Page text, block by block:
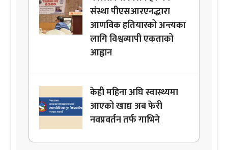
संस्था पीएसआरएनद्धारा
आणविक हतियारको अन्त्यका
लागि विश्वव्यापी एकताको
आह्वान
केही महिना अघि स्वास्थ्यमा
आएको खाद्य अब फेरी
नवप्रवर्तन तर्फ गाभिने